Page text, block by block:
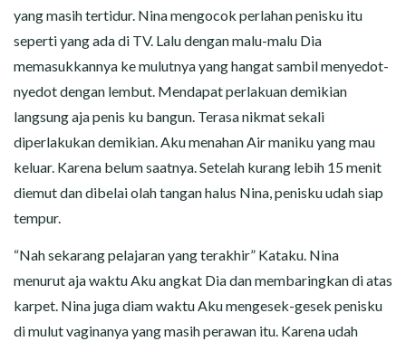
yang masih tertidur. Nina mengocok perlahan penisku itu
seperti yang ada di TV. Lalu dengan malu-malu Dia
memasukkannya ke mulutnya yang hangat sambil menyedot-
nyedot dengan lembut. Mendapat perlakuan demikian
langsung aja penis ku bangun. Terasa nikmat sekali
diperlakukan demikian. Aku menahan Air maniku yang mau
keluar. Karena belum saatnya. Setelah kurang lebih 15 menit
diemut dan dibelai olah tangan halus Nina, penisku udah siap
tempur.
“Nah sekarang pelajaran yang terakhir” Kataku. Nina
menurut aja waktu Aku angkat Dia dan membaringkan di atas
karpet. Nina juga diam waktu Aku mengesek-gesek penisku
di mulut vaginanya yang masih perawan itu. Karena udah